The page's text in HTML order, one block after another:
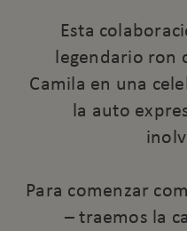
Esta
legendario ron
Camila en una
la auto
Para comenzar
– traemos la